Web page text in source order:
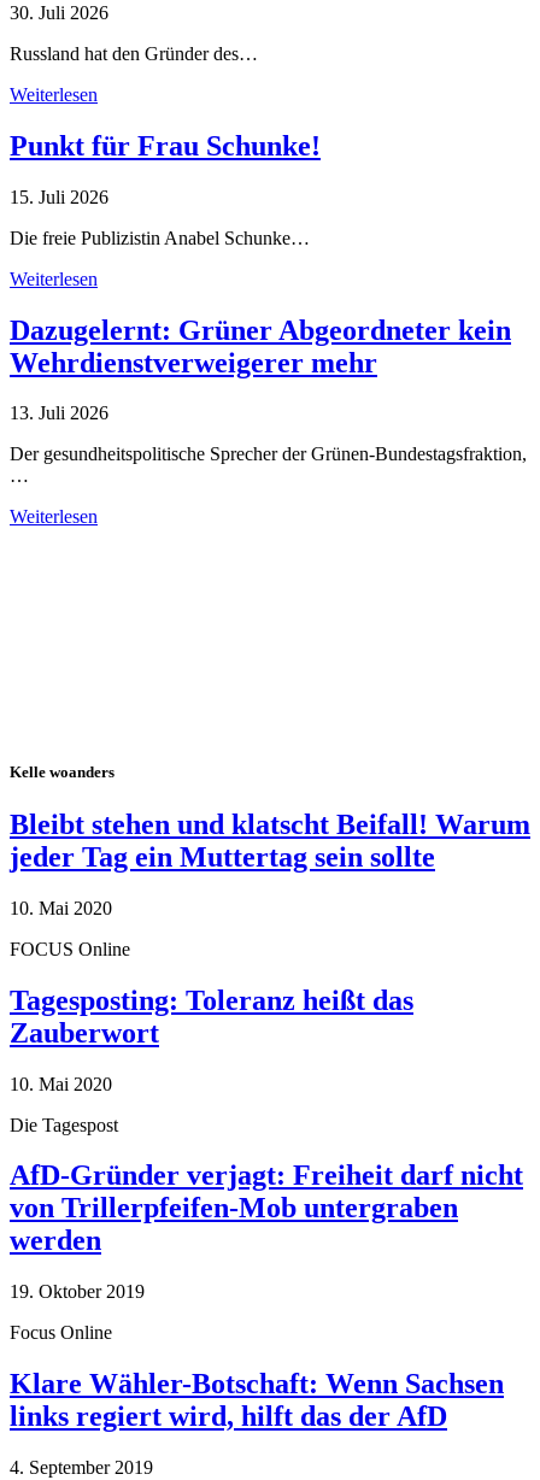
30. Juli 2026
Russland hat den Gründer des…
Weiterlesen
Punkt für Frau Schunke!
15. Juli 2026
Die freie Publizistin Anabel Schunke…
Weiterlesen
Dazugelernt: Grüner Abgeordneter kein
Wehrdienstverweigerer mehr
13. Juli 2026
Der gesundheitspolitische Sprecher der Grünen-Bundestagsfraktion,
…
Weiterlesen
Kelle woanders
Bleibt stehen und klatscht Beifall! Warum
jeder Tag ein Muttertag sein sollte
10. Mai 2020
FOCUS Online
Tagesposting: Toleranz heißt das
Zauberwort
10. Mai 2020
Die Tagespost
AfD-Gründer verjagt: Freiheit darf nicht
von Trillerpfeifen-Mob untergraben
werden
19. Oktober 2019
Focus Online
Klare Wähler-Botschaft: Wenn Sachsen
links regiert wird, hilft das der AfD
4. September 2019